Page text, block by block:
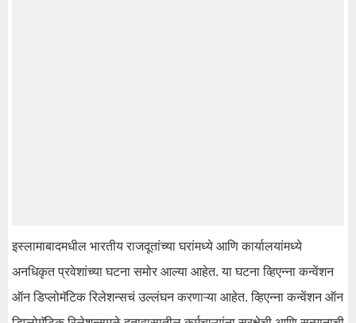
इस्लामाबादमधील भारतीय राजदूतांच्या घरांमध्ये आणि कार्यालयांमध्ये
अनधिकृत प्रवेशांच्या घटना समोर आल्या आहेत. या घटना व्हिएन्ना कन्वेंशन
ऑन डिप्लोमॅटिक रिलेशन्सचं उल्लंघन करणाऱ्या आहेत. व्हिएन्ना कन्वेंशन ऑन